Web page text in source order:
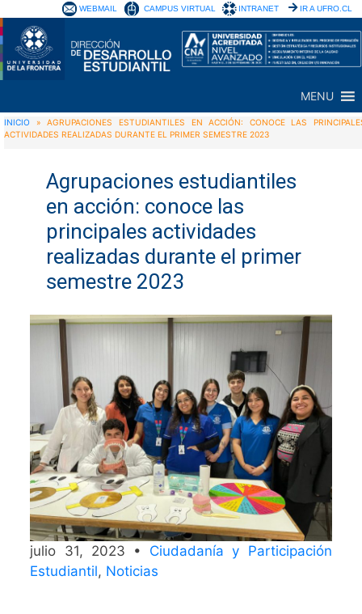
WEBMAIL CAMPUS VIRTUAL INTRANET IR A UFRO.CL
MENU
INICIO »AGRUPACIONES ESTUDIANTILES EN ACCIÓN: CONOCE LAS
ACTIVIDADES REALIZADAS DURANTE EL PRIMER SEMESTRE 2023
Agrupaciones estudiantiles
en acción: conoce las
principales actividades
realizadas durante el primer
semestre 2023
julio 31, 2023 • Ciudadanía y Participación
Estudiantil, Noticias